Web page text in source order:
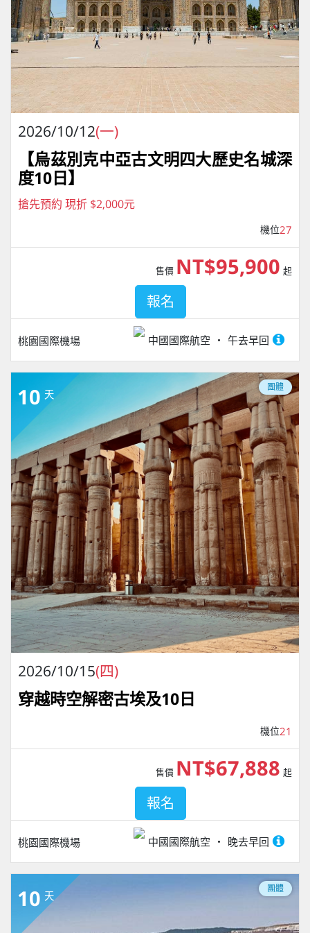
2026/10/12(一)
【烏茲別克中亞古文明四大歷史名城深
度10日】
搶先預約 現折 $2,000元
機位27
桃園國際機場 中國國際航空 午去早回
售價 NT$95,900 起
報名
10 天
團體
2026/10/15(四)
穿越時空解密古埃及10日
機位21
桃園國際機場 中國國際航空 晚去早回
售價 NT$67,888 起
報名
10 天
團體